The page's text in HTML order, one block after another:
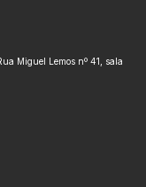
Miguel Lemos nº 41, sala